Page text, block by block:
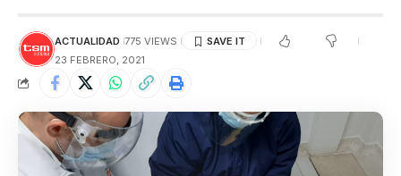
ACTUALIDAD 775 VIEWS
23 FEBRERO, 2021